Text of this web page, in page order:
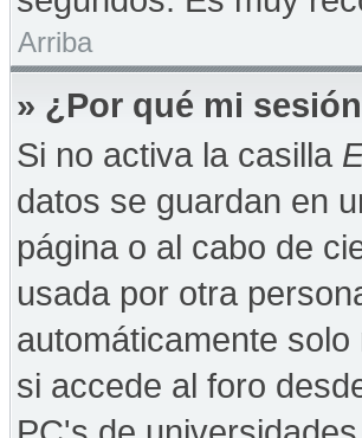
Arriba
» ¿Por qué mi
Si no activa la casilla
datos se guardan en
página o al cabo de
usada por otra
automáticamente
si accede al foro